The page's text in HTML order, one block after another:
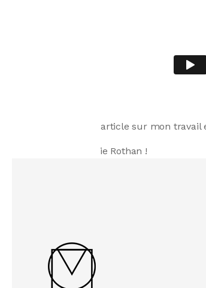
Un nouvel article sur mon travail
Merci Elodie Rothan !